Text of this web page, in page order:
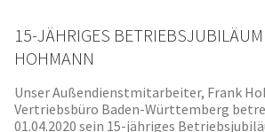
15-JÄHRIGES
HOHMANN
Unser Außendienstmitarbeiter, Frank
Vertriebsbüro Baden-Württemberg
01.04.2020 sein 15-jähriges